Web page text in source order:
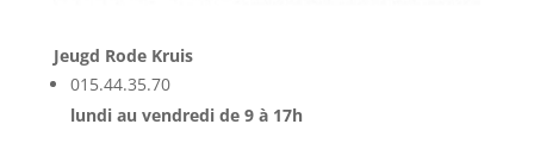
Jeugd Rode Kruis
015.44.35.70
lundi au vendredi de 9 à 17h